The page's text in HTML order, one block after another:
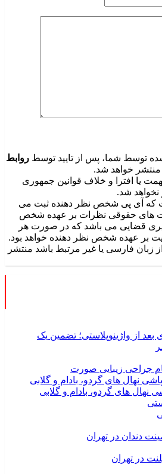
توسط شما، پس از تایید توسط روابط
منتشر خواهد شد.
یا افترا و خلاف قوانین جمهوری
نخواهد شد.
که آی پی شخص نظر دهنده ثبت می
های حقوقی نظرات بر عهده شخص
قضایی می باشد که در صورت هر
بر عهده شخص نظر دهنده خواهد بود.
زبان فارسی یا غیر مرتبط باشد منتشر
از واژینوپلاستی؛ تضمین یک
جراحی زیبایی صورت
نهال های گردو، بادام و گلابی
دندان در تهران
در تهران